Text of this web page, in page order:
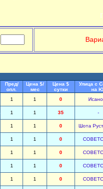
Пред/
опл.
Цена $/
мес
Цена $
сутки
Улица с
на
1 1 0
1 1 35 -
1 1 0 Шота
1 1 0
1 1 0
1 1 0
1 1 0